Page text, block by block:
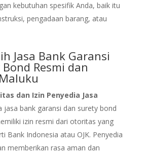
kebutuhan spesifik Anda, baik itu
pengadaan barang, atau
Jasa Bank Garansi
Resmi dan
dan Izin Penyedia Jasa
jasa bank garansi dan surety bond
izin resmi dari otoritas yang
Bank Indonesia atau OJK. Penyedia
memberikan rasa aman dan